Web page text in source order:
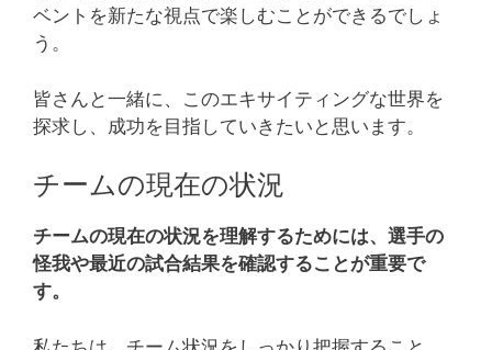
ベントを新たな視点で楽しむことができるでしょ
う。
皆さんと一緒に、このエキサイティングな世界を
探求し、成功を目指していきたいと思います。
チームの現在の状況
チームの現在の状況を理解するためには、選手の
怪我や最近の試合結果を確認することが重要で
す。